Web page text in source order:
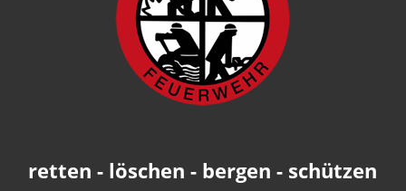
retten - löschen - bergen - schützen